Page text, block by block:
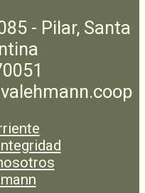
- Pilar, Santa